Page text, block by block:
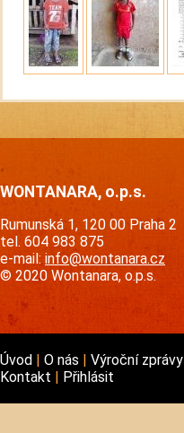
WONTANARA, o.p.s.
Rumunská 1, 120 00 Praha 2
tel. 604 983 875
e-mail: info@wontanara.cz
© 2020 Wontanara, o.p.s.
Úvod O nás Výroční zprávy
Kontakt
Přihlásit